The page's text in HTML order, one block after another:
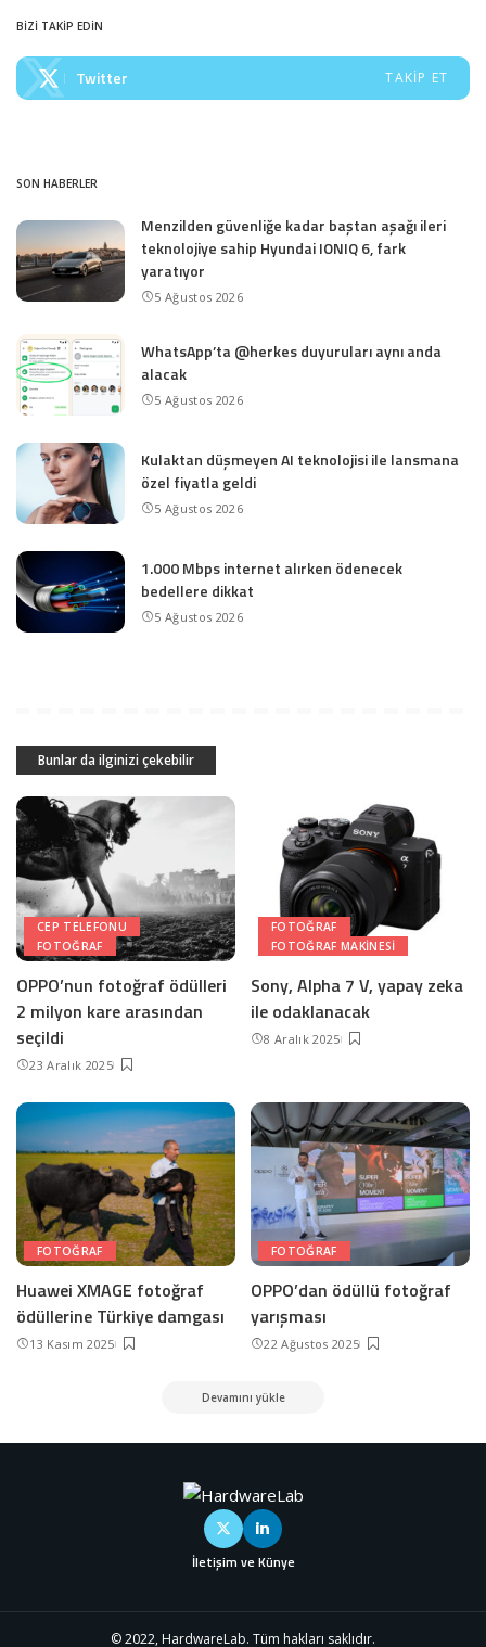
BİZİ TAKİP EDİN
Twitter TAKIP ET
SON HABERLER
Menzilden güvenliğe kadar baştan aşağı ileri
teknolojiye sahip Hyundai IONIQ 6, fark
yaratıyor
5 Ağustos 2026
WhatsApp’ta @herkes duyuruları aynı anda
alacak
5 Ağustos 2026
Kulaktan düşmeyen AI teknolojisi ile lansmana
özel fiyatla geldi
5 Ağustos 2026
1.000 Mbps internet alırken ödenecek
bedellere dikkat
5 Ağustos 2026
Bunlar da ilginizi çekebilir
CEP TELEFONU
FOTOĞRAF
OPPO’nun fotoğraf ödülleri
2 milyon kare arasından
seçildi
23 Aralık 2025
FOTOĞRAF
FOTOĞRAF MAKINESI
Sony, Alpha 7 V, yapay zeka
ile odaklanacak
8 Aralık 2025
FOTOĞRAF
Huawei XMAGE fotoğraf
ödüllerine Türkiye damgası
13 Kasım 2025
FOTOĞRAF
OPPO’dan ödüllü fotoğraf
yarışması
22 Ağustos 2025
Devamını yükle
İletişim ve Künye
© 2022, HardwareLab. Tüm hakları saklıdır.